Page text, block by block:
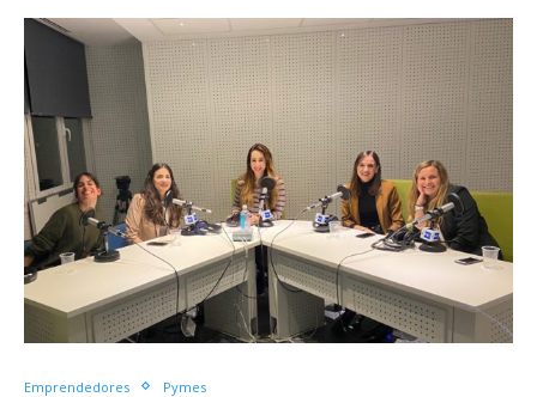
Emprendedores Pymes